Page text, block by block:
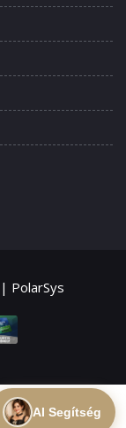
PolarSys
AI Segítség